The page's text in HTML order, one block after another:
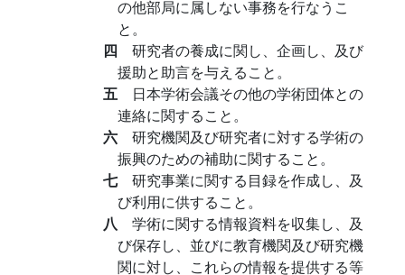
の他部局に属しない事務を行なうこ
と。
四 研究者の養成に関し、企画し、及び
援助と助言を与えること。
五 日本学術会議その他の学術団体との
連絡に関すること。
六 研究機関及び研究者に対する学術の
振興のための補助に関すること。
七 研究事業に関する目録を作成し、及
び利用に供すること。
八 学術に関する情報資料を収集し、及
び保存し、並びに教育機関及び研究機
関に対し、これらの情報を提供する等